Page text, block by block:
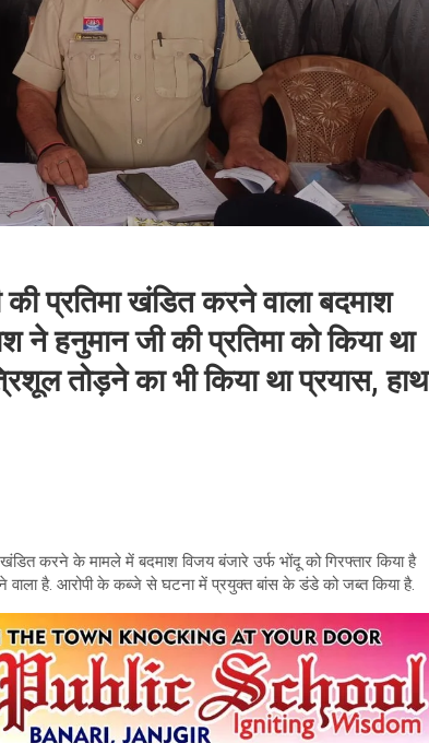
प्रतिमा खंडित करने वाला बदमाश
ने हनुमान जी की प्रतिमा को किया था
तोड़ने का भी किया था प्रयास, हाथ
करने के मामले में बदमाश विजय बंजारे उर्फ भोंदू को गिरफ्तार किया है
वाला है. आरोपी के कब्जे से घटना में प्रयुक्त बांस के डंडे को जब्त किया है.